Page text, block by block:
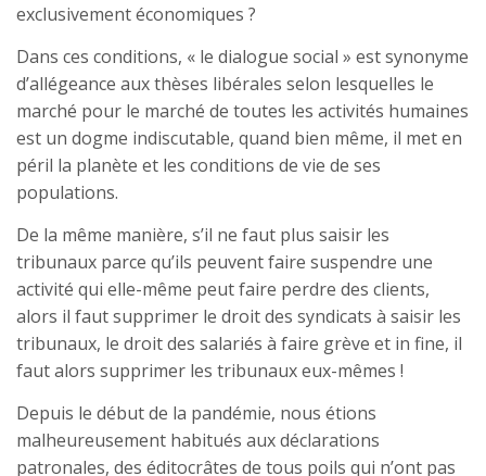
exclusivement économiques ?
Dans ces conditions, « le dialogue social » est synonyme
d’allégeance aux thèses libérales selon lesquelles le
marché pour le marché de toutes les activités humaines
est un dogme indiscutable, quand bien même, il met en
péril la planète et les conditions de vie de ses
populations.
De la même manière, s’il ne faut plus saisir les
tribunaux parce qu’ils peuvent faire suspendre une
activité qui elle-même peut faire perdre des clients,
alors il faut supprimer le droit des syndicats à saisir les
tribunaux, le droit des salariés à faire grève et in fine, il
faut alors supprimer les tribunaux eux-mêmes !
Depuis le début de la pandémie, nous étions
malheureusement habitués aux déclarations
patronales, des éditocrâtes de tous poils qui n’ont pas